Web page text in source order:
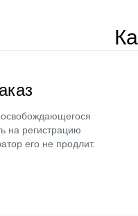
на регистрацию
его не продлит.